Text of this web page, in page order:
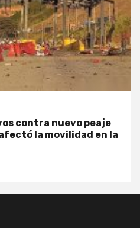
contra nuevo peaje
la movilidad en la